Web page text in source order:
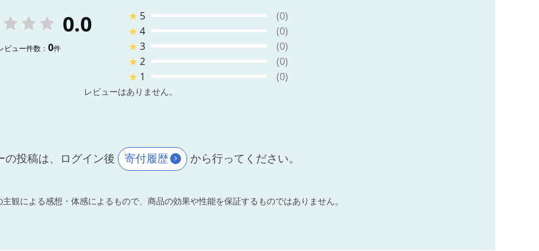
0.0
ビュー件数： 0件
★ 5
(0)
★4
(0)
★3
(0)
★2
(0)
★ 1 (0)
レビューはありません。
の投稿は、ログイン後 寄付履歴 から行ってください。
観による感想・体感によるもので、商品の効果や性能を保証するものではありません。